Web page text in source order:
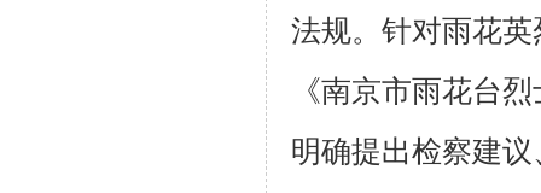
法规。针对雨花
《南京市雨花台
明确提出检察建